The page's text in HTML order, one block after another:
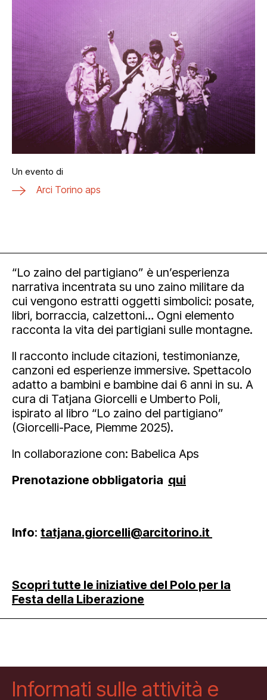
Newsletter
Un evento di
Arci Torino aps
“Lo zaino del partigiano” è un’esperienza
narrativa incentrata su uno zaino militare da
cui vengono estratti oggetti simbolici: posate,
libri, borraccia, calzettoni… Ogni elemento
racconta la vita dei partigiani sulle montagne.
Il racconto include citazioni, testimonianze,
canzoni ed esperienze immersive. Spettacolo
adatto a bambini e bambine dai 6 anni in su. A
cura di Tatjana Giorcelli e Umberto Poli,
ispirato al libro “Lo zaino del partigiano”
(Giorcelli-Pace, Piemme 2025).
In collaborazione con: Babelica Aps
Prenotazione obbligatoria qui
Info: tatjana.giorcelli@arcitorino.it
Scopri tutte le iniziative del Polo per la
Festa della Liberazione
Informati sulle attività e